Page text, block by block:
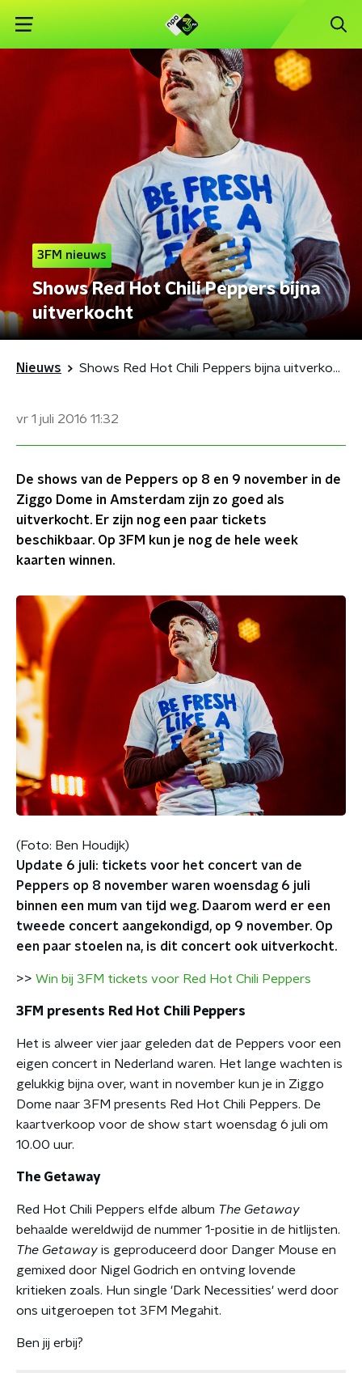
3FM nieuws
Shows Red Hot Chili Peppers bijna
uitverkocht
Nieuws Shows Red Hot Chili Peppers bijna uitverkocht
vr 1 juli 2016 11:32
De shows van de Peppers op 8 en 9 november in de
Ziggo Dome in Amsterdam zijn zo goed als
uitverkocht. Er zijn nog een paar tickets
beschikbaar. Op 3FM kun je nog de hele week
kaarten winnen.
(Foto: Ben Houdijk)
Update 6 juli: tickets voor het concert van de
Peppers op 8 november waren woensdag 6 juli
binnen een mum van tijd weg. Daarom werd er een
tweede concert aangekondigd, op 9 november. Op
een paar stoelen na, is dit concert ook uitverkocht.
>> Win bij 3FM tickets voor Red Hot Chili Peppers
3FM presents Red Hot Chili Peppers
Het is alweer vier jaar geleden dat de Peppers voor een
eigen concert in Nederland waren. Het lange wachten is
gelukkig bijna over, want in november kun je in Ziggo
Dome naar 3FM presents Red Hot Chili Peppers. De
kaartverkoop voor de show start woensdag 6 juli om
10.00 uur.
The Getaway
Red Hot Chili Peppers elfde album The Getaway
behaalde wereldwijd de nummer 1-positie in de hitlijsten.
The Getaway is geproduceerd door Danger Mouse en
gemixed door Nigel Godrich en ontving lovende
kritieken zoals. Hun single 'Dark Necessities' werd door
ons uitgeroepen tot 3FM Megahit.
Ben jij erbij?